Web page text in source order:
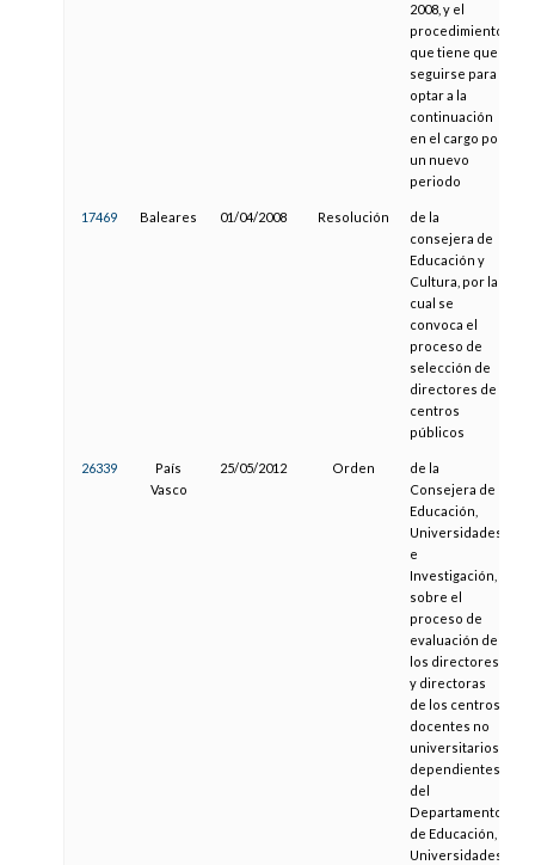
2008, y el
procedimiento
que tiene que
seguirse para
optar a la
continuación
en el cargo por
un nuevo
periodo
17469 Baleares 01/04/2008 Resolución
de la
consejera de
Educación y
Cultura, por la
cual se
convoca el
proceso de
selección de
directores de
centros
públicos
26339
País
Vasco
25/05/2012 Orden
de la
Consejera de
Educación,
Universidades
e
Investigación,
sobre el
proceso de
evaluación de
los directores
y directoras
de los centros
docentes no
universitarios
dependientes
del
Departamento
de Educación,
Universidades